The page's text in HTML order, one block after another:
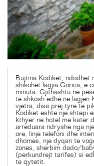
Bujtina Kodiket, ndodhet
shikohet lagjia Gorica, e
minuta. Gjithashtu ne
te shkosh edhe ne lagjen
vjetra, disa prej tyre te
Kodiket eshte nje shtepi
kthyer ne hotel me kater
arreduara ndryshe nga
ore, linje telefoni dhe
dhomes, nje dyqan te
zones, sherbim dado/
(perkundrejt tarifes) si
te qytetit.